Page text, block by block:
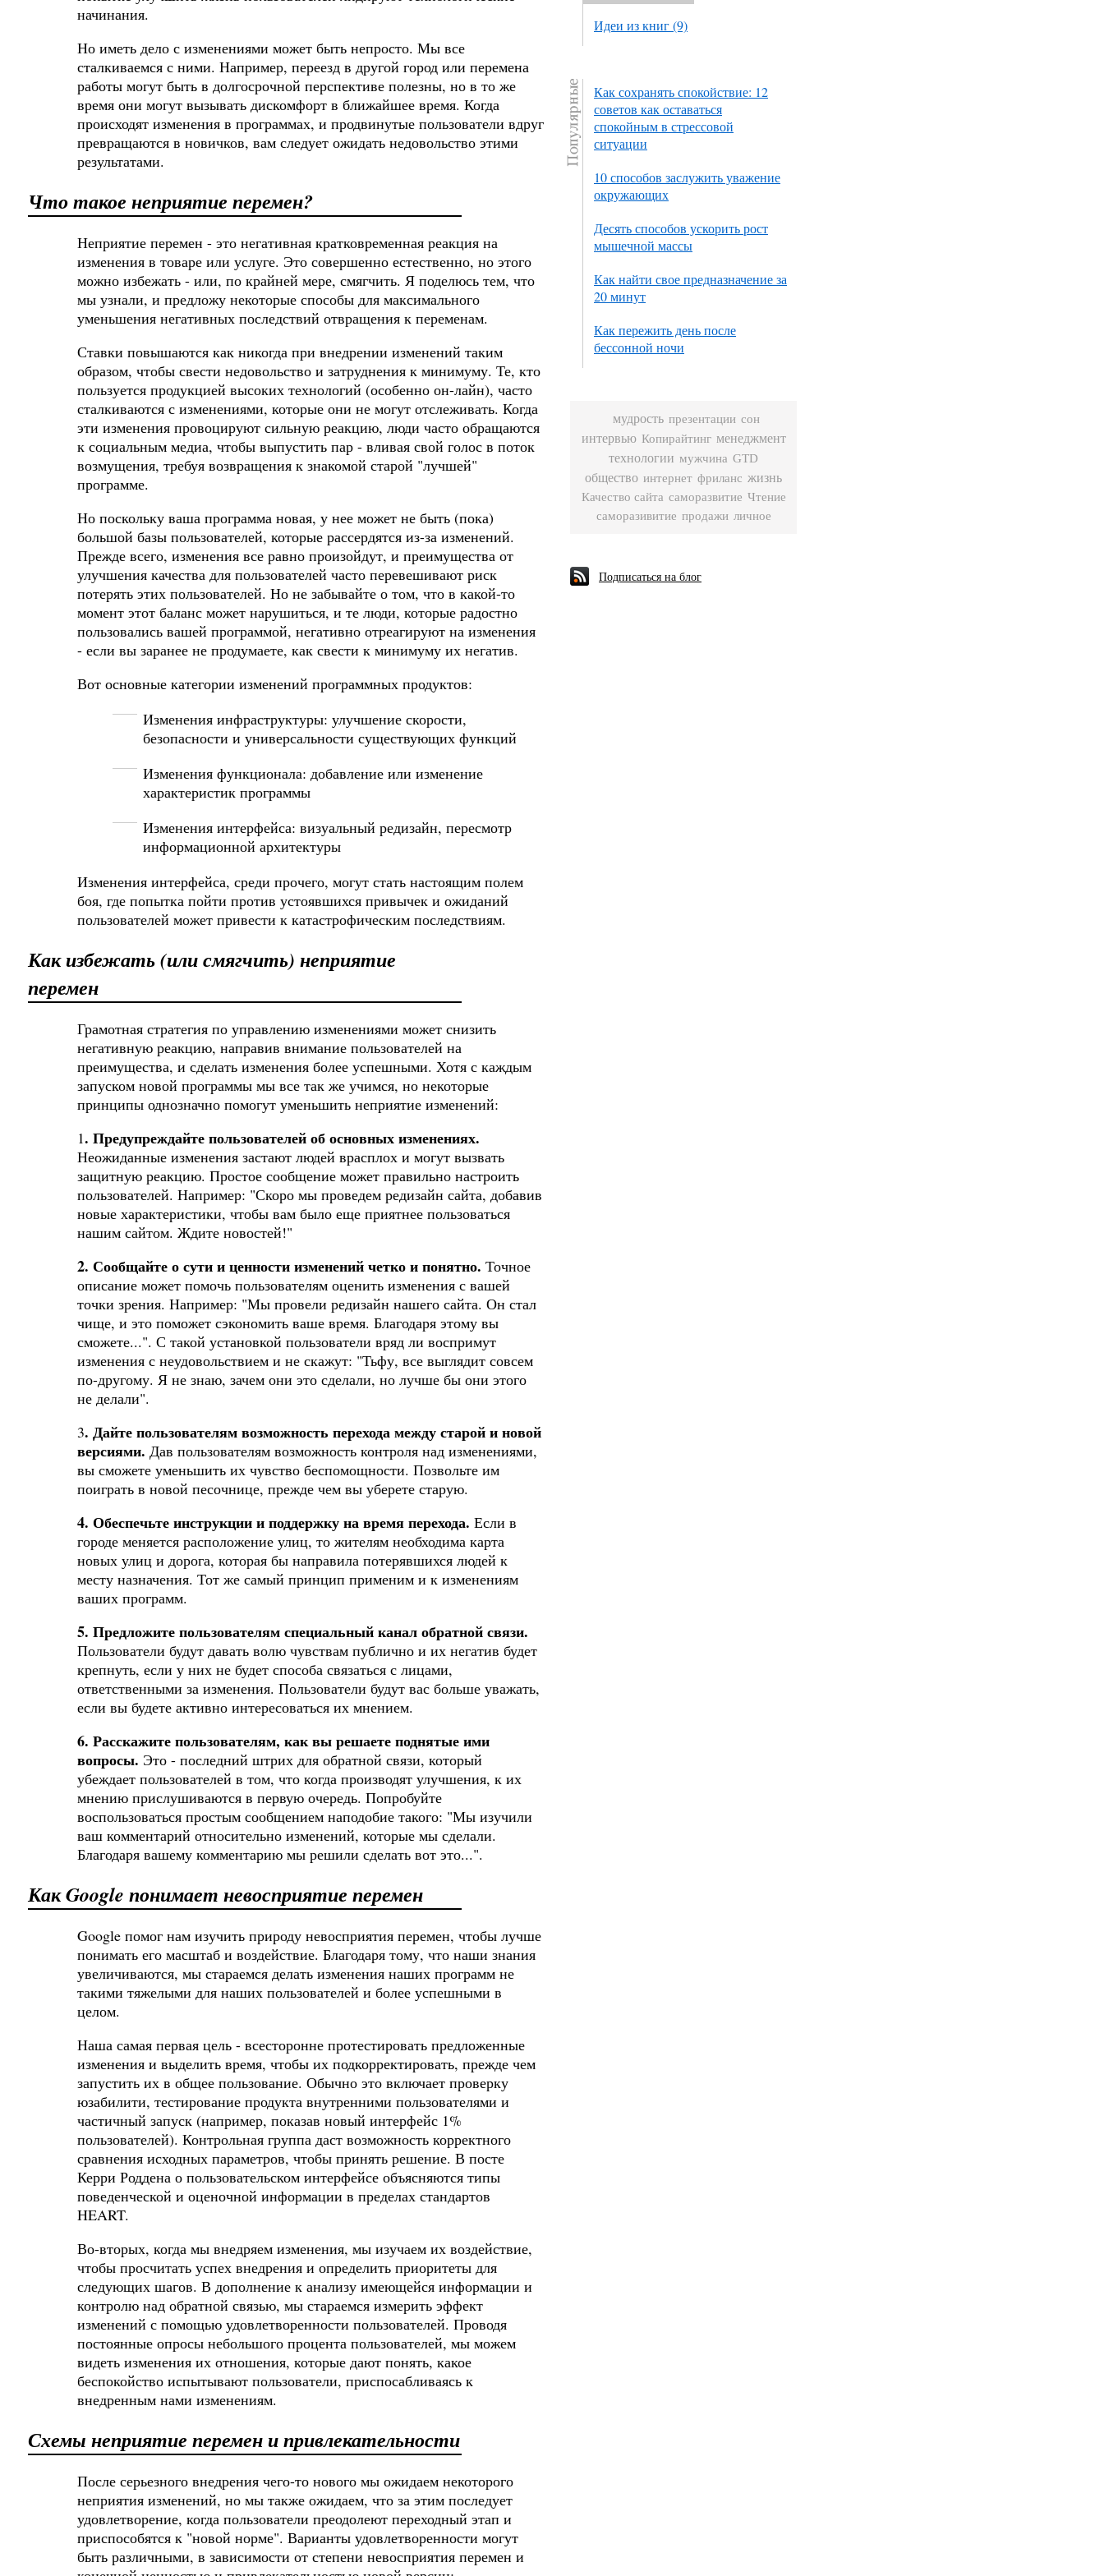
начинания.
Но иметь дело с изменениями может быть непросто. Мы все
сталкиваемся с ними. Например, переезд в другой город или перемена
работы могут быть в долгосрочной перспективе полезны, но в то же
время они могут вызывать дискомфорт в ближайшее время. Когда
происходят изменения в программах, и продвинутые пользователи вдруг
превращаются в новичков, вам следует ожидать недовольство этими
результатами.
Что такое неприятие перемен?
Неприятие перемен - это негативная кратковременная реакция на
изменения в товаре или услуге. Это совершенно естественно, но этого
можно избежать - или, по крайней мере, смягчить. Я поделюсь тем, что
мы узнали, и предложу некоторые способы для максимального
уменьшения негативных последствий отвращения к переменам.
Ставки повышаются как никогда при внедрении изменений таким
образом, чтобы свести недовольство и затруднения к минимуму. Те, кто
пользуется продукцией высоких технологий (особенно он-лайн), часто
сталкиваются с изменениями, которые они не могут отслеживать. Когда
эти изменения провоцируют сильную реакцию, люди часто обращаются
к социальным медиа, чтобы выпустить пар - вливая свой голос в поток
возмущения, требуя возвращения к знакомой старой "лучшей"
программе.
Но поскольку ваша программа новая, у нее может не быть (пока)
большой базы пользователей, которые рассердятся из-за изменений.
Прежде всего, изменения все равно произойдут, и преимущества от
улучшения качества для пользователей часто перевешивают риск
потерять этих пользователей. Но не забывайте о том, что в какой-то
момент этот баланс может нарушиться, и те люди, которые радостно
пользовались вашей программой, негативно отреагируют на изменения
- если вы заранее не продумаете, как свести к минимуму их негатив.
Вот основные категории изменений программных продуктов:
Изменения инфраструктуры: улучшение скорости,
безопасности и универсальности существующих функций
Изменения функционала: добавление или изменение
характеристик программы
Изменения интерфейса: визуальный редизайн, пересмотр
информационной архитектуры
Изменения интерфейса, среди прочего, могут стать настоящим полем
боя, где попытка пойти против устоявшихся привычек и ожиданий
пользователей может привести к катастрофическим последствиям.
Как избежать (или смягчить) неприятие
перемен
Грамотная стратегия по управлению изменениями может снизить
негативную реакцию, направив внимание пользователей на
преимущества, и сделать изменения более успешными. Хотя с каждым
запуском новой программы мы все так же учимся, но некоторые
принципы однозначно помогут уменьшить неприятие изменений:
1. Предупреждайте пользователей об основных изменениях.
Неожиданные изменения застают людей врасплох и могут вызвать
защитную реакцию. Простое сообщение может правильно настроить
пользователей. Например: "Скоро мы проведем редизайн сайта, добавив
новые характеристики, чтобы вам было еще приятнее пользоваться
нашим сайтом. Ждите новостей!"
2. Сообщайте о сути и ценности изменений четко и понятно. Точное
описание может помочь пользователям оценить изменения с вашей
точки зрения. Например: "Мы провели редизайн нашего сайта. Он стал
чище, и это поможет сэкономить ваше время. Благодаря этому вы
сможете...". С такой установкой пользователи вряд ли воспримут
изменения с неудовольствием и не скажут: "Тьфу, все выглядит совсем
по-другому. Я не знаю, зачем они это сделали, но лучше бы они этого
не делали".
3. Дайте пользователям возможность перехода между старой и новой
версиями. Дав пользователям возможность контроля над изменениями,
вы сможете уменьшить их чувство беспомощности. Позвольте им
поиграть в новой песочнице, прежде чем вы уберете старую.
4. Обеспечьте инструкции и поддержку на время перехода. Если в
городе меняется расположение улиц, то жителям необходима карта
новых улиц и дорога, которая бы направила потерявшихся людей к
месту назначения. Тот же самый принцип применим и к изменениям
ваших программ.
5. Предложите пользователям специальный канал обратной связи.
Пользователи будут давать волю чувствам публично и их негатив будет
крепнуть, если у них не будет способа связаться с лицами,
ответственными за изменения. Пользователи будут вас больше уважать,
если вы будете активно интересоваться их мнением.
6. Расскажите пользователям, как вы решаете поднятые ими
вопросы. Это - последний штрих для обратной связи, который
убеждает пользователей в том, что когда производят улучшения, к их
мнению прислушиваются в первую очередь. Попробуйте
воспользоваться простым сообщением наподобие такого: "Мы изучили
ваш комментарий относительно изменений, которые мы сделали.
Благодаря вашему комментарию мы решили сделать вот это...".
Как Google понимает невосприятие перемен
Google помог нам изучить природу невосприятия перемен, чтобы лучше
понимать его масштаб и воздействие. Благодаря тому, что наши знания
увеличиваются, мы стараемся делать изменения наших программ не
такими тяжелыми для наших пользователей и более успешными в
целом.
Наша самая первая цель - всесторонне протестировать предложенные
изменения и выделить время, чтобы их подкорректировать, прежде чем
запустить их в общее пользование. Обычно это включает проверку
юзабилити, тестирование продукта внутренними пользователями и
частичный запуск (например, показав новый интерфейс 1%
пользователей). Контрольная группа даст возможность корректного
сравнения исходных параметров, чтобы принять решение. В посте
Керри Роддена о пользовательском интерфейсе объясняются типы
поведенческой и оценочной информации в пределах стандартов
HEART.
Во-вторых, когда мы внедряем изменения, мы изучаем их воздействие,
чтобы просчитать успех внедрения и определить приоритеты для
следующих шагов. В дополнение к анализу имеющейся информации и
контролю над обратной связью, мы стараемся измерить эффект
изменений с помощью удовлетворенности пользователей. Проводя
постоянные опросы небольшого процента пользователей, мы можем
видеть изменения их отношения, которые дают понять, какое
беспокойство испытывают пользователи, приспосабливаясь к
внедренным нами изменениям.
Схемы неприятие перемен и привлекательности
После серьезного внедрения чего-то нового мы ожидаем некоторого
неприятия изменений, но мы также ожидаем, что за этим последует
удовлетворение, когда пользователи преодолеют переходный этап и
приспособятся к "новой норме". Варианты удовлетворенности могут
быть различными, в зависимости от степени невосприятия перемен и
Идеи из книг (9)
Как сохранять спокойствие: 12
советов как оставаться
спокойным в стрессовой
ситуации
10 способов заслужить уважение
окружающих
Десять способов ускорить рост
мышечной массы
Как найти свое предназначение за
20 минут
Как пережить день после
бессонной ночи
мудрость презентации сон
интервью Копирайтинг менеджмент
технологии мужчина GTD
общество интернет фриланс жизнь
Качество сайта саморазвитие Чтение
саморазивитие продажи личное
Подписаться на блог